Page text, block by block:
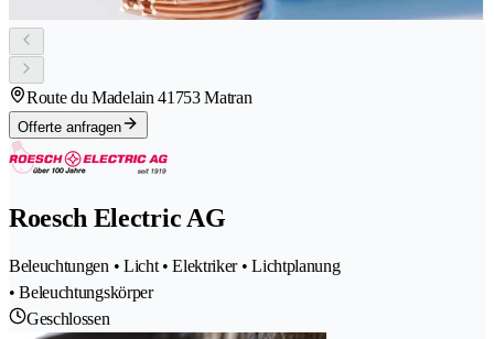
Route du Madelain 41753 Matran
Offerte anfragen
Roesch Electric AG
Beleuchtungen • Licht • Elektriker • Lichtplanung
• Beleuchtungskörper
Geschlossen